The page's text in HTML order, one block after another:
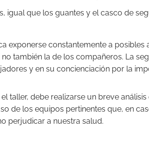
igual que los guantes y el casco de
exponerse constantemente a
también la de los compañeros. La
y en su concienciación por la
taller, debe realizarse un breve
de los equipos pertinentes que, en
perjudicar a nuestra salud.